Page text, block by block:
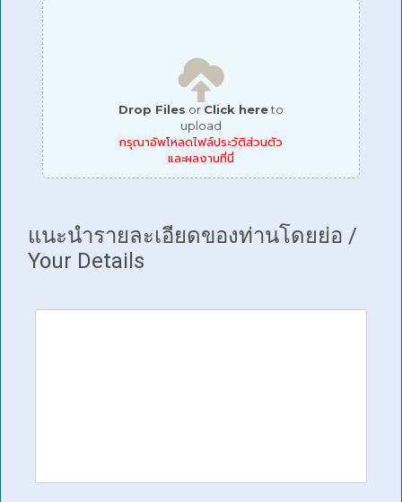
Drop Files or Click hereto
upload
กรุณาอัพโหลดไฟล์ประวัติส่วนตัว
และผลงานที่นี่
แนะนำรายละเอียดของท่านโดยย่อ /
Your Details